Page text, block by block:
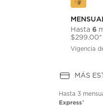
Hasta6
$299.00*
Vigencia
MÁS
Hasta 3
Express*